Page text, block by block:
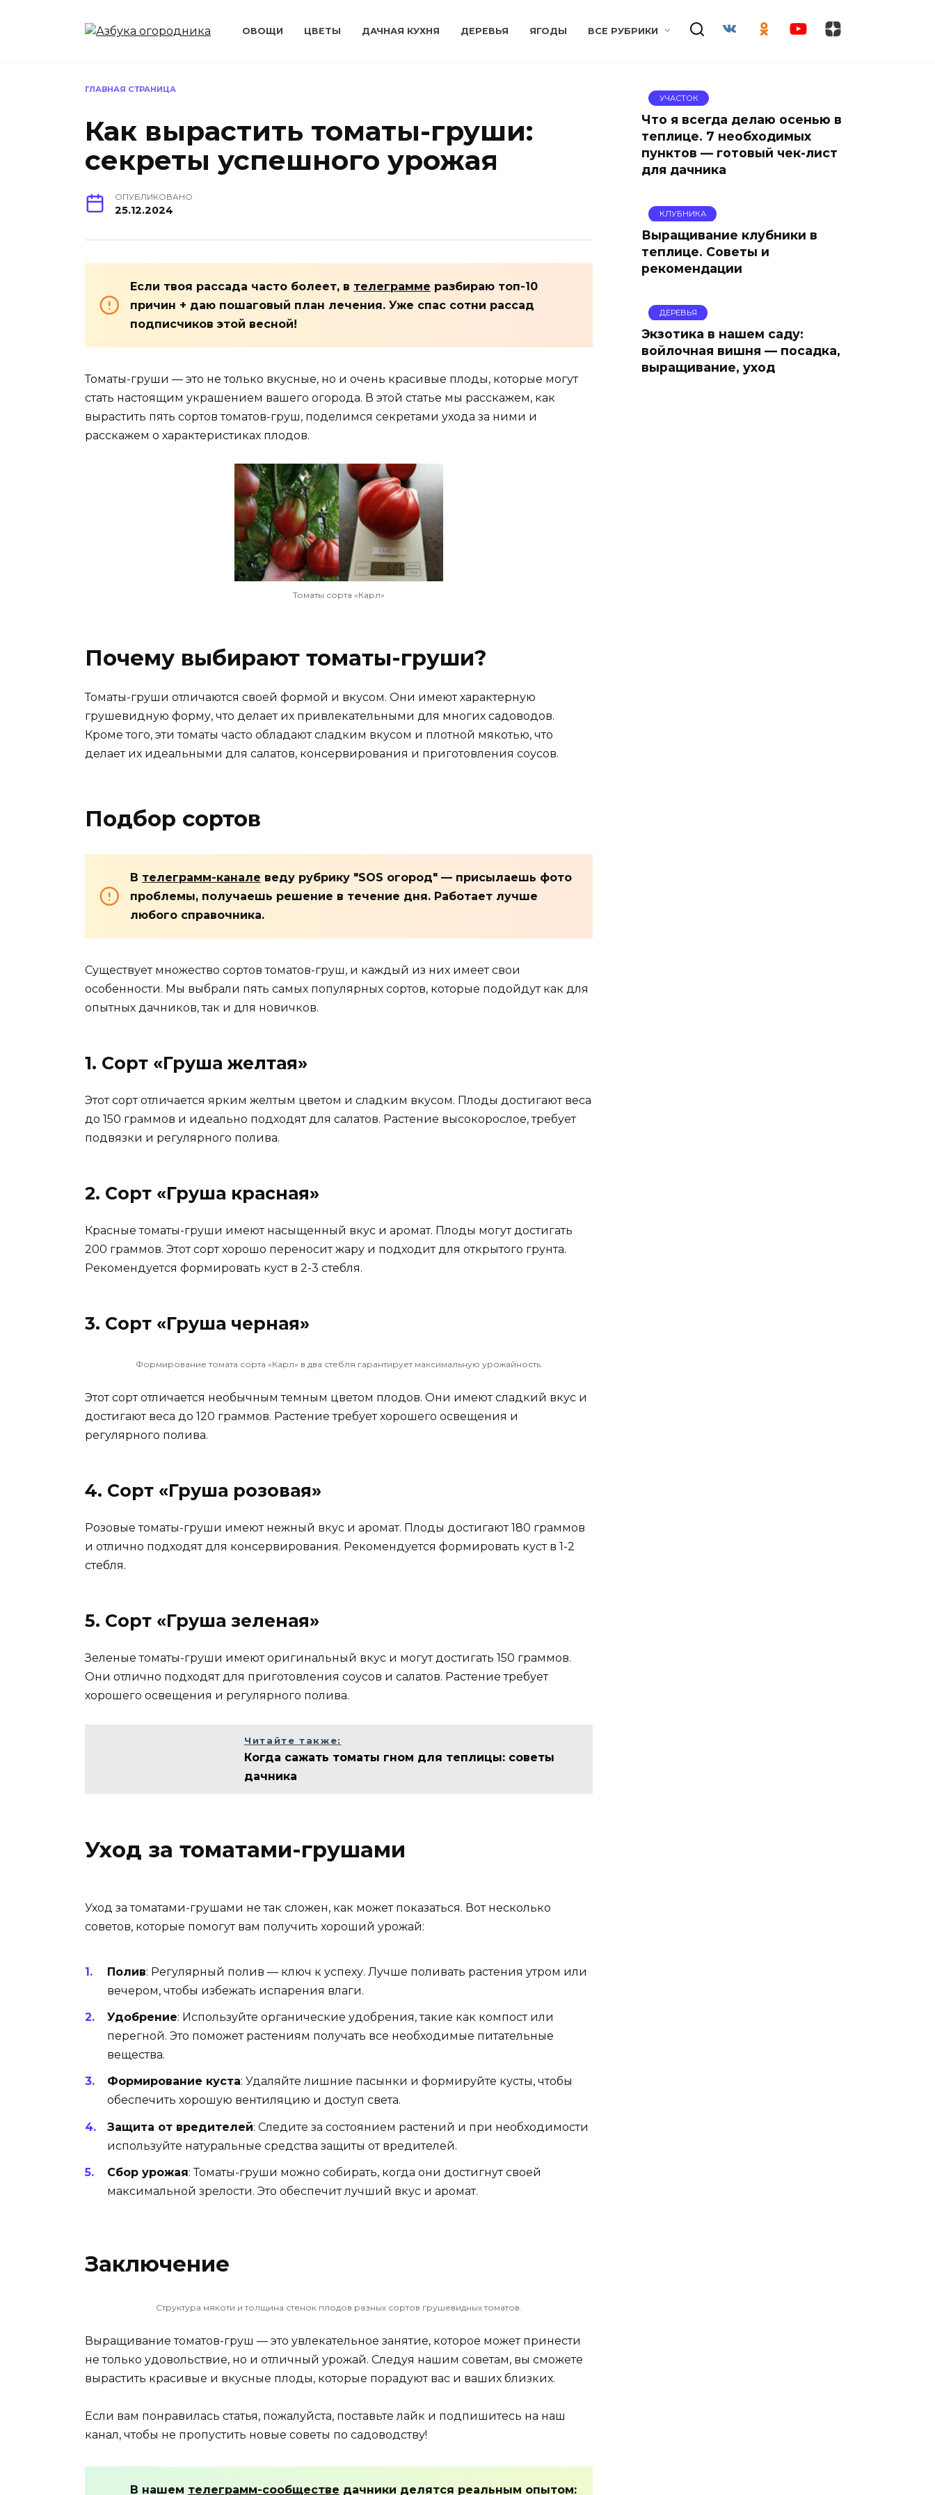
ОВОЩИ ЦВЕТЫ ДАЧНАЯ КУХНЯ ДЕРЕВЬЯ ЯГОДЫ ВСЕ РУБРИКИ
ГЛАВНАЯ СТРАНИЦА
Как вырастить томаты-груши:
секреты успешного урожая
ОПУБЛИКОВАНО
25.12.2024
Если твоя рассада часто болеет, в телеграмме разбираю топ-10
причин + даю пошаговый план лечения. Уже спас сотни рассад
подписчиков этой весной!
Томаты-груши — это не только вкусные, но и очень красивые плоды, которые могут
стать настоящим украшением вашего огорода. В этой статье мы расскажем, как
вырастить пять сортов томатов-груш, поделимся секретами ухода за ними и
расскажем о характеристиках плодов.
Томаты сорта «Карл»
Почему выбирают томаты-груши?
Томаты-груши отличаются своей формой и вкусом. Они имеют характерную
грушевидную форму, что делает их привлекательными для многих садоводов.
Кроме того, эти томаты часто обладают сладким вкусом и плотной мякотью, что
делает их идеальными для салатов, консервирования и приготовления соусов.
Подбор сортов
В телеграмм-канале веду рубрику "SOS огород" — присылаешь фото
проблемы, получаешь решение в течение дня. Работает лучше
любого справочника.
Существует множество сортов томатов-груш, и каждый из них имеет свои
особенности. Мы выбрали пять самых популярных сортов, которые подойдут как для
опытных дачников, так и для новичков.
1. Сорт «Груша желтая»
Этот сорт отличается ярким желтым цветом и сладким вкусом. Плоды достигают веса
до 150 граммов и идеально подходят для салатов. Растение высокорослое, требует
подвязки и регулярного полива.
2. Сорт «Груша красная»
Красные томаты-груши имеют насыщенный вкус и аромат. Плоды могут достигать
200 граммов. Этот сорт хорошо переносит жару и подходит для открытого грунта.
Рекомендуется формировать куст в 2-3 стебля.
3. Сорт «Груша черная»
Формирование томата сорта «Карл» в два стебля гарантирует максимальную урожайность.
Этот сорт отличается необычным темным цветом плодов. Они имеют сладкий вкус и
достигают веса до 120 граммов. Растение требует хорошего освещения и
регулярного полива.
4. Сорт «Груша розовая»
Розовые томаты-груши имеют нежный вкус и аромат. Плоды достигают 180 граммов
и отлично подходят для консервирования. Рекомендуется формировать куст в 1-2
стебля.
5. Сорт «Груша зеленая»
Зеленые томаты-груши имеют оригинальный вкус и могут достигать 150 граммов.
Они отлично подходят для приготовления соусов и салатов. Растение требует
хорошего освещения и регулярного полива.
Читайте также:
Когда сажать томаты гном для теплицы: советы
дачника
Уход за томатами-грушами
Уход за томатами-грушами не так сложен, как может показаться. Вот несколько
советов, которые помогут вам получить хороший урожай:
Полив: Регулярный полив — ключ к успеху. Лучше поливать растения утром или
вечером, чтобы избежать испарения влаги.
Удобрение: Используйте органические удобрения, такие как компост или
перегной. Это поможет растениям получать все необходимые питательные
вещества.
Формирование куста: Удаляйте лишние пасынки и формируйте кусты, чтобы
обеспечить хорошую вентиляцию и доступ света.
Защита от вредителей: Следите за состоянием растений и при необходимости
используйте натуральные средства защиты от вредителей.
Сбор урожая: Томаты-груши можно собирать, когда они достигнут своей
максимальной зрелости. Это обеспечит лучший вкус и аромат.
Заключение
Структура мякоти и толщина стенок плодов разных сортов грушевидных томатов.
Выращивание томатов-груш — это увлекательное занятие, которое может принести
не только удовольствие, но и отличный урожай. Следуя нашим советам, вы сможете
вырастить красивые и вкусные плоды, которые порадуют вас и ваших близких.
Если вам понравилась статья, пожалуйста, поставьте лайк и подпишитесь на наш
канал, чтобы не пропустить новые советы по садоводству!
В нашем телеграмм-сообществе дачники делятся реальным опытом:
УЧАСТОК
Что я всегда делаю осенью в
теплице. 7 необходимых
пунктов — готовый чек-лист
для дачника
КЛУБНИКА
Выращивание клубники в
теплице. Советы и
рекомендации
ДЕРЕВЬЯ
Экзотика в нашем саду:
войлочная вишня — посадка,
выращивание, уход